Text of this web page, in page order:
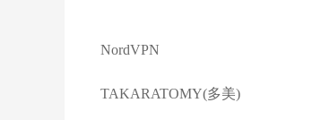
NordVPN
TAKARATOMY(多美)